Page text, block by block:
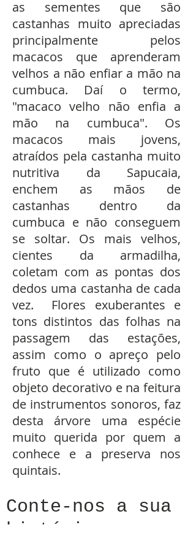
as sementes que são
castanhas muito apreciadas
principalmente pelos
macacos que aprenderam
velhos a não enfiar a mão na
cumbuca. Daí o termo,
"macaco velho não enfia a
mão na cumbuca". Os
macacos mais jovens,
atraídos pela castanha muito
nutritiva da Sapucaia,
enchem as mãos de
castanhas dentro da
cumbuca e não conseguem
se soltar. Os mais velhos,
cientes da armadilha,
coletam com as pontas dos
dedos uma castanha de cada
vez. Flores exuberantes e
tons distintos das folhas na
passagem das estações,
assim como o apreço pelo
fruto que é utilizado como
objeto decorativo e na feitura
de instrumentos sonoros, faz
desta árvore uma espécie
muito querida por quem a
conhece e a preserva nos
quintais.
Conte-nos a sua
história